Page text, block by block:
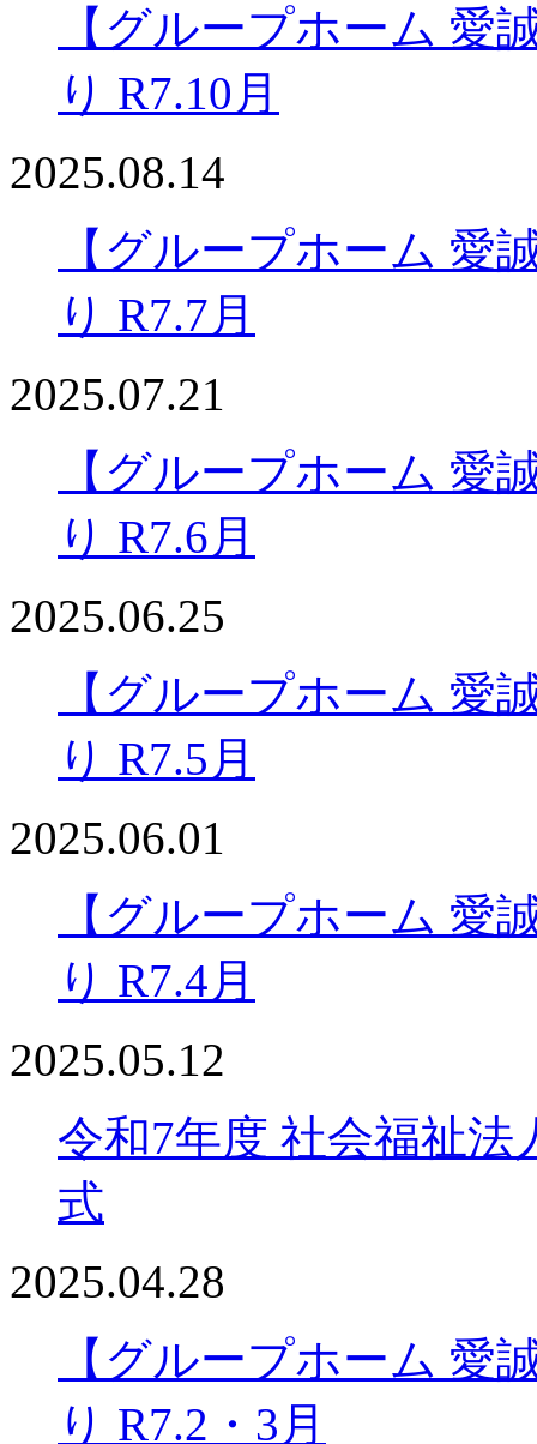
【グループホーム 愛
り R7.10月
2025.08.14
【グループホーム 愛
り R7.7月
2025.07.21
【グループホーム 愛
り R7.6月
2025.06.25
【グループホーム 愛
り R7.5月
2025.06.01
【グループホーム 愛
り R7.4月
2025.05.12
令和7年度 社会福祉法
式
2025.04.28
【グループホーム 愛
り R7.2・3月